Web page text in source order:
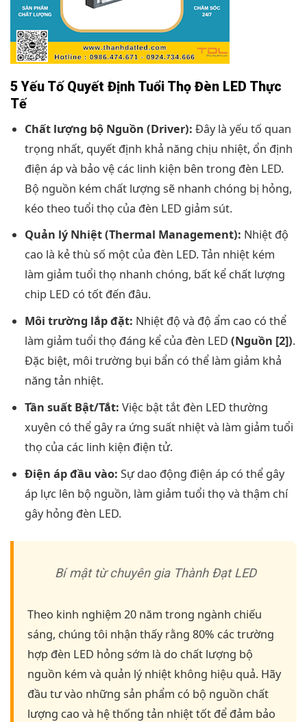
5 Yếu Tố Quyết Định Tuổi Thọ Đèn LED Thực
Tế
Chất lượng bộ Nguồn (Driver): Đây là yếu tố quan
trọng nhất, quyết định khả năng chịu nhiệt, ổn định
điện áp và bảo vệ các linh kiện bên trong đèn LED.
Bộ nguồn kém chất lượng sẽ nhanh chóng bị hỏng,
kéo theo tuổi thọ của đèn LED giảm sút.
Quản lý Nhiệt (Thermal Management): Nhiệt độ
cao là kẻ thù số một của đèn LED. Tản nhiệt kém
làm giảm tuổi thọ nhanh chóng, bất kể chất lượng
chip LED có tốt đến đâu.
Môi trường lắp đặt: Nhiệt độ và độ ẩm cao có thể
làm giảm tuổi thọ đáng kể của đèn LED(Nguồn [2]).
Đặc biệt, môi trường bụi bẩn có thể làm giảm khả
năng tản nhiệt.
Tần suất Bật/Tắt: Việc bật tắt đèn LED thường
xuyên có thể gây ra ứng suất nhiệt và làm giảm tuổi
thọ của các linh kiện điện tử.
Điện áp đầu vào: Sự dao động điện áp có thể gây
áp lực lên bộ nguồn, làm giảm tuổi thọ và thậm chí
gây hỏng đèn LED.
Bí mật từ chuyên gia Thành Đạt LED
Theo kinh nghiệm 20 năm trong ngành chiếu
sáng, chúng tôi nhận thấy rằng 80% các trường
hợp đèn LED hỏng sớm là do chất lượng bộ
nguồn kém và quản lý nhiệt không hiệu quả. Hãy
đầu tư vào những sản phẩm có bộ nguồn chất
lượng cao và hệ thống tản nhiệt tốt để đảm bảo